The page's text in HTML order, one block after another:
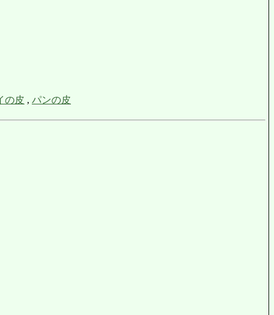
の皮 , パンの皮